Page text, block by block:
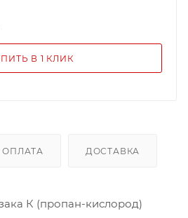
В 1 КЛИК
ОПЛАТА ДОСТАВКА
К (пропан-кислород)